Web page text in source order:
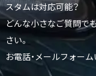
スタムは対応可能？
どんな小さなご質問で
さい。
お電話・メールフォー